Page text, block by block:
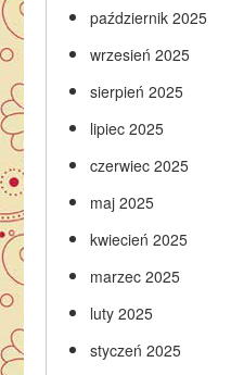
październik 2025
wrzesień 2025
sierpień 2025
lipiec 2025
czerwiec 2025
maj 2025
kwiecień 2025
marzec 2025
luty 2025
styczeń 2025